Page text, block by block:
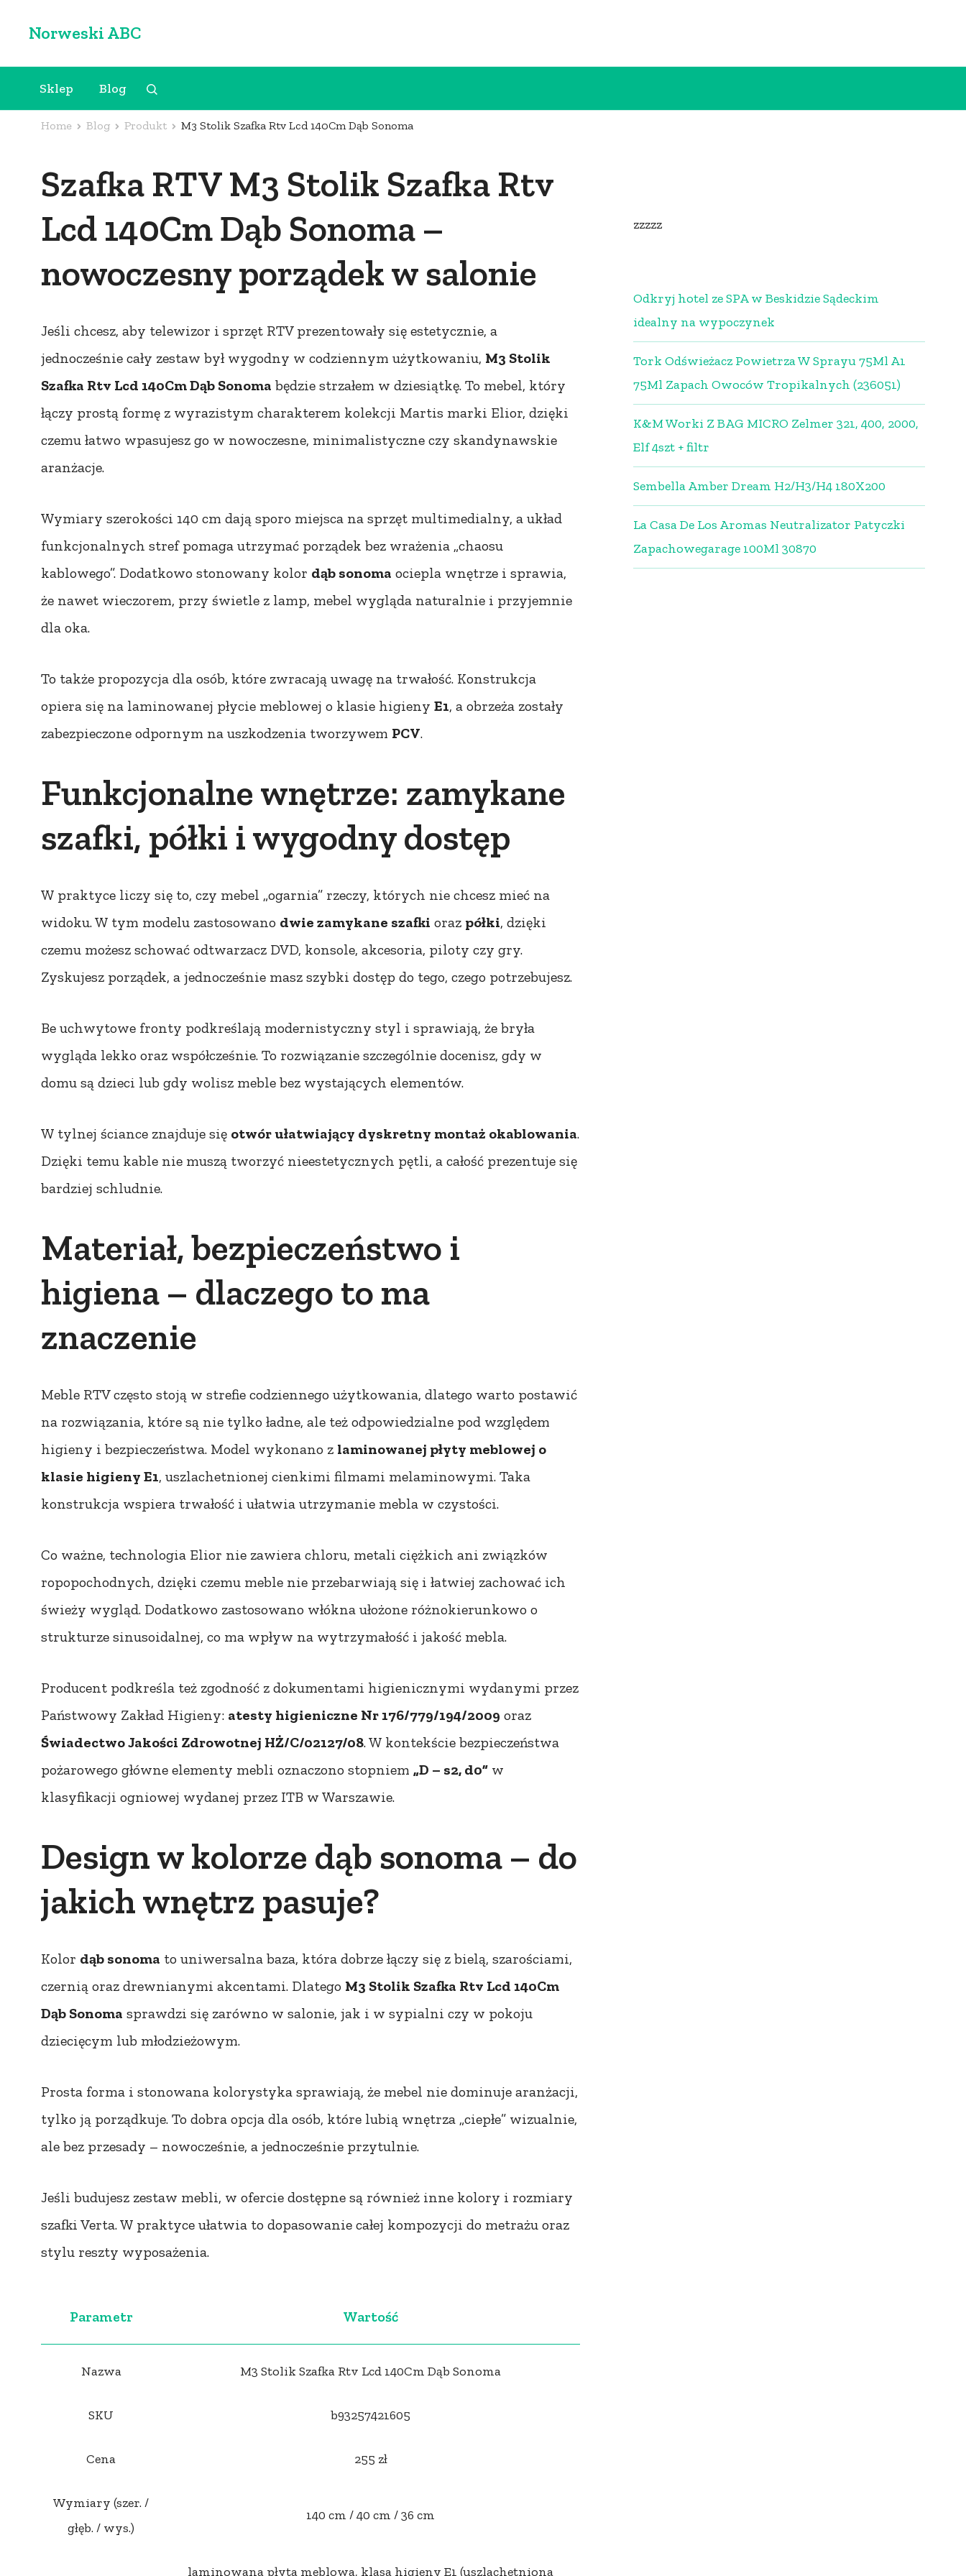
Norweski ABC
Sklep Blog
Home Blog Produkt M3 Stolik Szafka Rtv Lcd 140Cm Dąb Sonoma
Szafka RTV M3 Stolik Szafka Rtv
Lcd 140Cm Dąb Sonoma –
nowoczesny porządek w salonie
Jeśli chcesz, aby telewizor i sprzęt RTV prezentowały się estetycznie, a
jednocześnie cały zestaw był wygodny w codziennym użytkowaniu, M3 Stolik
Szafka Rtv Lcd 140Cm Dąb Sonoma będzie strzałem w dziesiątkę. To mebel, który
łączy prostą formę z wyrazistym charakterem kolekcji Martis marki Elior, dzięki
czemu łatwo wpasujesz go w nowoczesne, minimalistyczne czy skandynawskie
aranżacje.
Wymiary szerokości 140 cm dają sporo miejsca na sprzęt multimedialny, a układ
funkcjonalnych stref pomaga utrzymać porządek bez wrażenia „chaosu
kablowego”. Dodatkowo stonowany kolor dąb sonoma ociepla wnętrze i sprawia,
że nawet wieczorem, przy świetle z lamp, mebel wygląda naturalnie i przyjemnie
dla oka.
To także propozycja dla osób, które zwracają uwagę na trwałość. Konstrukcja
opiera się na laminowanej płycie meblowej o klasie higieny E1, a obrzeża zostały
zabezpieczone odpornym na uszkodzenia tworzywem PCV.
Funkcjonalne wnętrze: zamykane
szafki, półki i wygodny dostęp
W praktyce liczy się to, czy mebel „ogarnia” rzeczy, których nie chcesz mieć na
widoku. W tym modelu zastosowano dwie zamykane szafki oraz półki, dzięki
czemu możesz schować odtwarzacz DVD, konsole, akcesoria, piloty czy gry.
Zyskujesz porządek, a jednocześnie masz szybki dostęp do tego, czego potrzebujesz.
Be uchwytowe fronty podkreślają modernistyczny styl i sprawiają, że bryła
wygląda lekko oraz współcześnie. To rozwiązanie szczególnie docenisz, gdy w
domu są dzieci lub gdy wolisz meble bez wystających elementów.
W tylnej ściance znajduje się otwór ułatwiający dyskretny montaż okablowania.
Dzięki temu kable nie muszą tworzyć nieestetycznych pętli, a całość prezentuje się
bardziej schludnie.
Materiał, bezpieczeństwo i
higiena – dlaczego to ma
znaczenie
Meble RTV często stoją w strefie codziennego użytkowania, dlatego warto postawić
na rozwiązania, które są nie tylko ładne, ale też odpowiedzialne pod względem
higieny i bezpieczeństwa. Model wykonano z laminowanej płyty meblowej o
klasie higieny E1, uszlachetnionej cienkimi filmami melaminowymi. Taka
konstrukcja wspiera trwałość i ułatwia utrzymanie mebla w czystości.
Co ważne, technologia Elior nie zawiera chloru, metali ciężkich ani związków
ropopochodnych, dzięki czemu meble nie przebarwiają się i łatwiej zachować ich
świeży wygląd. Dodatkowo zastosowano włókna ułożone różnokierunkowo o
strukturze sinusoidalnej, co ma wpływ na wytrzymałość i jakość mebla.
Producent podkreśla też zgodność z dokumentami higienicznymi wydanymi przez
Państwowy Zakład Higieny: atesty higieniczne Nr 176/779/194/2009 oraz
Świadectwo Jakości Zdrowotnej HŻ/C/02127/08. W kontekście bezpieczeństwa
pożarowego główne elementy mebli oznaczono stopniem „D – s2, d0” w
klasyfikacji ogniowej wydanej przez ITB w Warszawie.
Design w kolorze dąb sonoma – do
jakich wnętrz pasuje?
Kolor dąb sonoma to uniwersalna baza, która dobrze łączy się z bielą, szarościami,
czernią oraz drewnianymi akcentami. Dlatego M3 Stolik Szafka Rtv Lcd 140Cm
Dąb Sonoma sprawdzi się zarówno w salonie, jak i w sypialni czy w pokoju
dziecięcym lub młodzieżowym.
Prosta forma i stonowana kolorystyka sprawiają, że mebel nie dominuje aranżacji,
tylko ją porządkuje. To dobra opcja dla osób, które lubią wnętrza „ciepłe” wizualnie,
ale bez przesady – nowocześnie, a jednocześnie przytulnie.
Jeśli budujesz zestaw mebli, w ofercie dostępne są również inne kolory i rozmiary
szafki Verta. W praktyce ułatwia to dopasowanie całej kompozycji do metrażu oraz
stylu reszty wyposażenia.
Parametr Wartość
Nazwa M3 Stolik Szafka Rtv Lcd 140Cm Dąb Sonoma
SKU b93257421605
Cena 255 zł
Wymiary (szer. /
głęb. / wys.)
140 cm / 40 cm / 36 cm
laminowana płyta meblowa, klasa higieny E1 (uszlachetniona
zzzzz
Odkryj hotel ze SPA w Beskidzie Sądeckim
idealny na wypoczynek
Tork Odświeżacz Powietrza W Sprayu 75Ml A1
75Ml Zapach Owoców Tropikalnych (236051)
K&M Worki Z BAG MICRO Zelmer 321, 400, 2000,
Elf 4szt + filtr
Sembella Amber Dream H2/H3/H4 180X200
La Casa De Los Aromas Neutralizator Patyczki
Zapachowegarage 100Ml 30870